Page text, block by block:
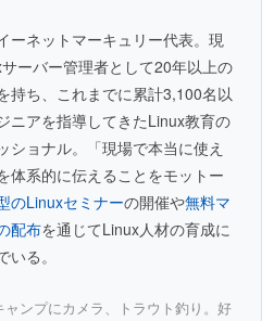
ーネットマーキュリー代表。現
ーバー管理者として20年以上の
持ち、これまでに累計3,100名以
ニアを指導してきたLinux教育の
ショナル。「現場で本当に使え
体系的に伝えることをモットー
のLinuxセミナーの開催や無料マ
配布を通じてLinux人材の育成に
いる。
ャンプにカメラ、トラウト釣り。好